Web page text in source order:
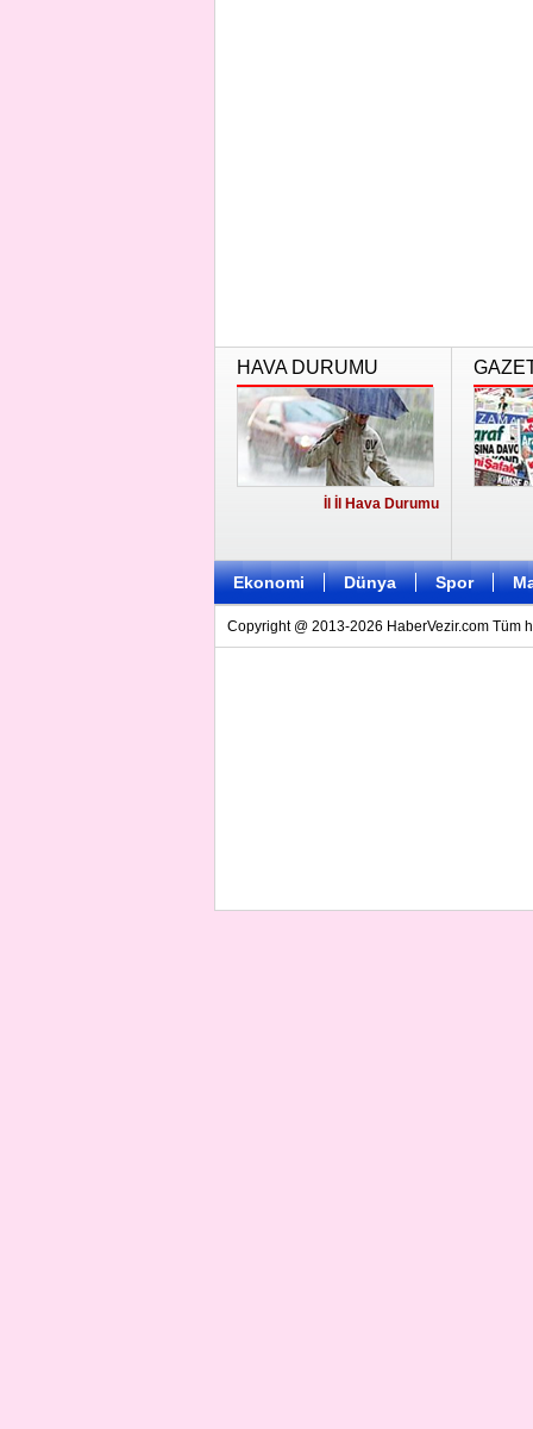
HAVA DURUMU
İl İl Hava Durumu
Ekonomi Dünya Spor
Copyright @ 2013-2026 HaberVezir.com Tüm